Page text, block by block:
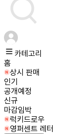
카테고리
홈
상시 판매
인기
공개예정
신규
마감임박
럭키드로우
영퍼센트 레터